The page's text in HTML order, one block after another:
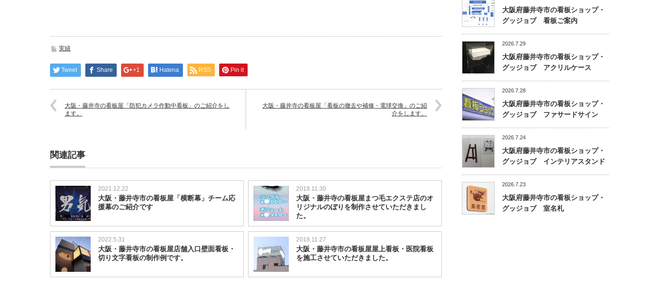
実績
Tweet Share +1 Hatena RSS Pin it
大阪・藤井寺の看板屋「防犯カメラ作動中看板」のご紹介をし
ます。
大阪・藤井寺の看板屋「看板の撤去や補修・電球交換」のご紹
介をします。
関連記事
2021.12.22
大阪・藤井寺市の看板屋「横断幕」チーム応
援幕のご紹介です
2018.11.30
大阪・藤井寺の看板屋まつ毛エクステ店のオ
リジナルのぼりを制作させていただきまし
た。
2022.5.31
大阪・藤井寺市の看板屋店舗入口壁面看板・
切り文字看板の制作例です。
2018.11.27
大阪・藤井寺市の看板屋屋上看板・医院看板
を施工させていただきました。
大阪府藤井寺市の看板ショップ・
グッジョブ 看板ご案内
2026.7.29
大阪府藤井寺市の看板ショップ・
グッジョブ アクリルケース
2026.7.28
大阪府藤井寺市の看板ショップ・
グッジョブ ファサードサイン
2026.7.24
大阪府藤井寺市の看板ショップ・
グッジョブ インテリアスタンド
2026.7.23
大阪府藤井寺市の看板ショップ・
グッジョブ 室名札